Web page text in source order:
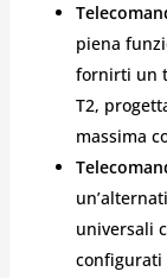
piena
fornirti un
T2,
massima
universali
configurati